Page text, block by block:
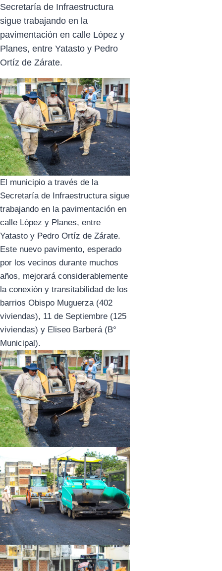
Secretaría de Infraestructura
sigue trabajando en la
pavimentación en calle López y
Planes, entre Yatasto y Pedro
Ortíz de Zárate.
El municipio a través de la
Secretaría de Infraestructura sigue
trabajando en la pavimentación en
calle López y Planes, entre
Yatasto y Pedro Ortíz de Zárate.
Este nuevo pavimento, esperado
por los vecinos durante muchos
años, mejorará considerablemente
la conexión y transitabilidad de los
barrios Obispo Muguerza (402
viviendas), 11 de Septiembre (125
viviendas) y Eliseo Barberá (B°
Municipal).